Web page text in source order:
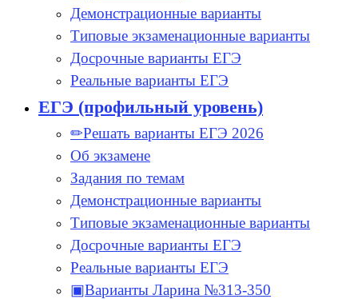
Демонстрационные варианты
Типовые экзаменационные варианты
Досрочные варианты ЕГЭ
Реальные варианты ЕГЭ
ЕГЭ (профильный уровень)
✏Решать варианты ЕГЭ 2026
Об экзамене
Задания по темам
Демонстрационные варианты
Типовые экзаменационные варианты
Досрочные варианты ЕГЭ
Реальные варианты ЕГЭ
▣Варианты Ларина №313-350